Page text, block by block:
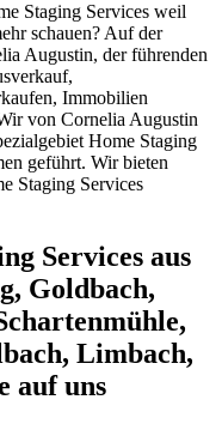
Staging Services weil
schauen? Auf der
Augustin, der führenden
Immobilien
von Cornelia Augustin
Home Staging
geführt. Wir bieten
Staging Services
Services aus
Goldbach,
Limbach,
auf uns